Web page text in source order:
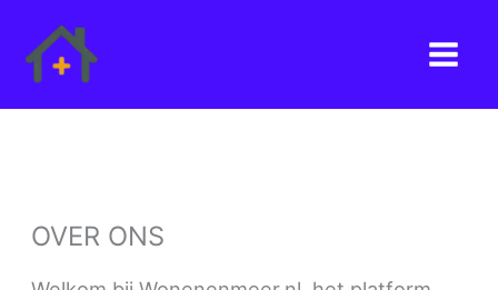
naar
inhoud
OVER ONS